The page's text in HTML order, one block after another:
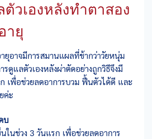
ตัวเองหลังทำตาสอง
ายุ
ายุอาจมีการสมานแผลที่ช้ากว่าวัยหนุ่ม
รดูแลตัวเองหลังผ่าตัดอย่างถูกวิธีจึงมี
เพื่อช่วยลดอาการบวม ฟื้นตัวได้ดี และ
ค่ะ
บ
ในช่วง 3 วันแรก เพื่อช่วยลดอาการ